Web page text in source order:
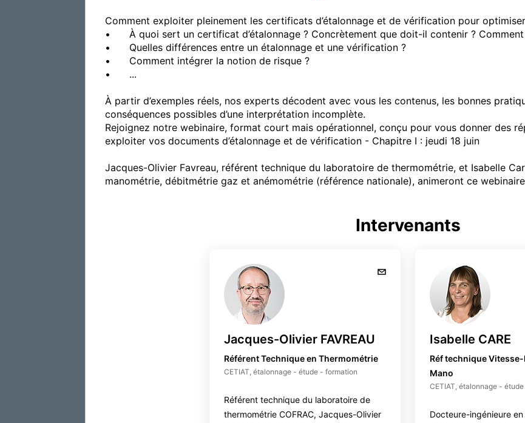
Comment exploiter pleinement les certificats d’étalonnage et de vérification pour
•	À quoi sert un certificat d’étalonnage ? Concrètement que doit-il contenir ? Comment est garantie la traçabilité ?
•	Quelles différences entre un étalonnage et une vérification ?
•	Comment intégrer la notion de risque ?
•	...
À partir d’exemples réels, nos experts décodent avec vous les contenus, les bonnes
conséquences possibles d’une interprétation incomplète.
Rejoignez notre webinaire, format court mais opérationnel, conçu pour vous donner des
exploiter vos documents d’étalonnage et de vérification - Chapitre I : jeudi 18 juin
Jacques-Olivier Favreau, référent technique du laboratoire de thermométrie, et Isabelle
manométrie, débitmétrie gaz et anémométrie (référence nationale), animeront ce
Intervenants
Jacques-Olivier FAVREAU
Référent Technique en Thermométrie
CETIAT, étalonnage - étude - formation
Référent technique du laboratoire de
thermométrie COFRAC, Jacques-Olivier
Isabelle CARE
Réf technique
Mano
CETIAT, étalonnage -
Docteure-ingénieure